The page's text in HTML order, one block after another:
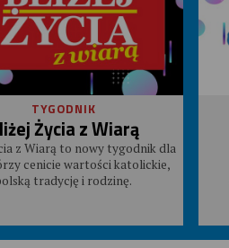
TYGODNIK
Życia z Wiarą
z Wiarą to nowy tygodnik dla
cenicie wartości katolickie,
tradycję i rodzinę.